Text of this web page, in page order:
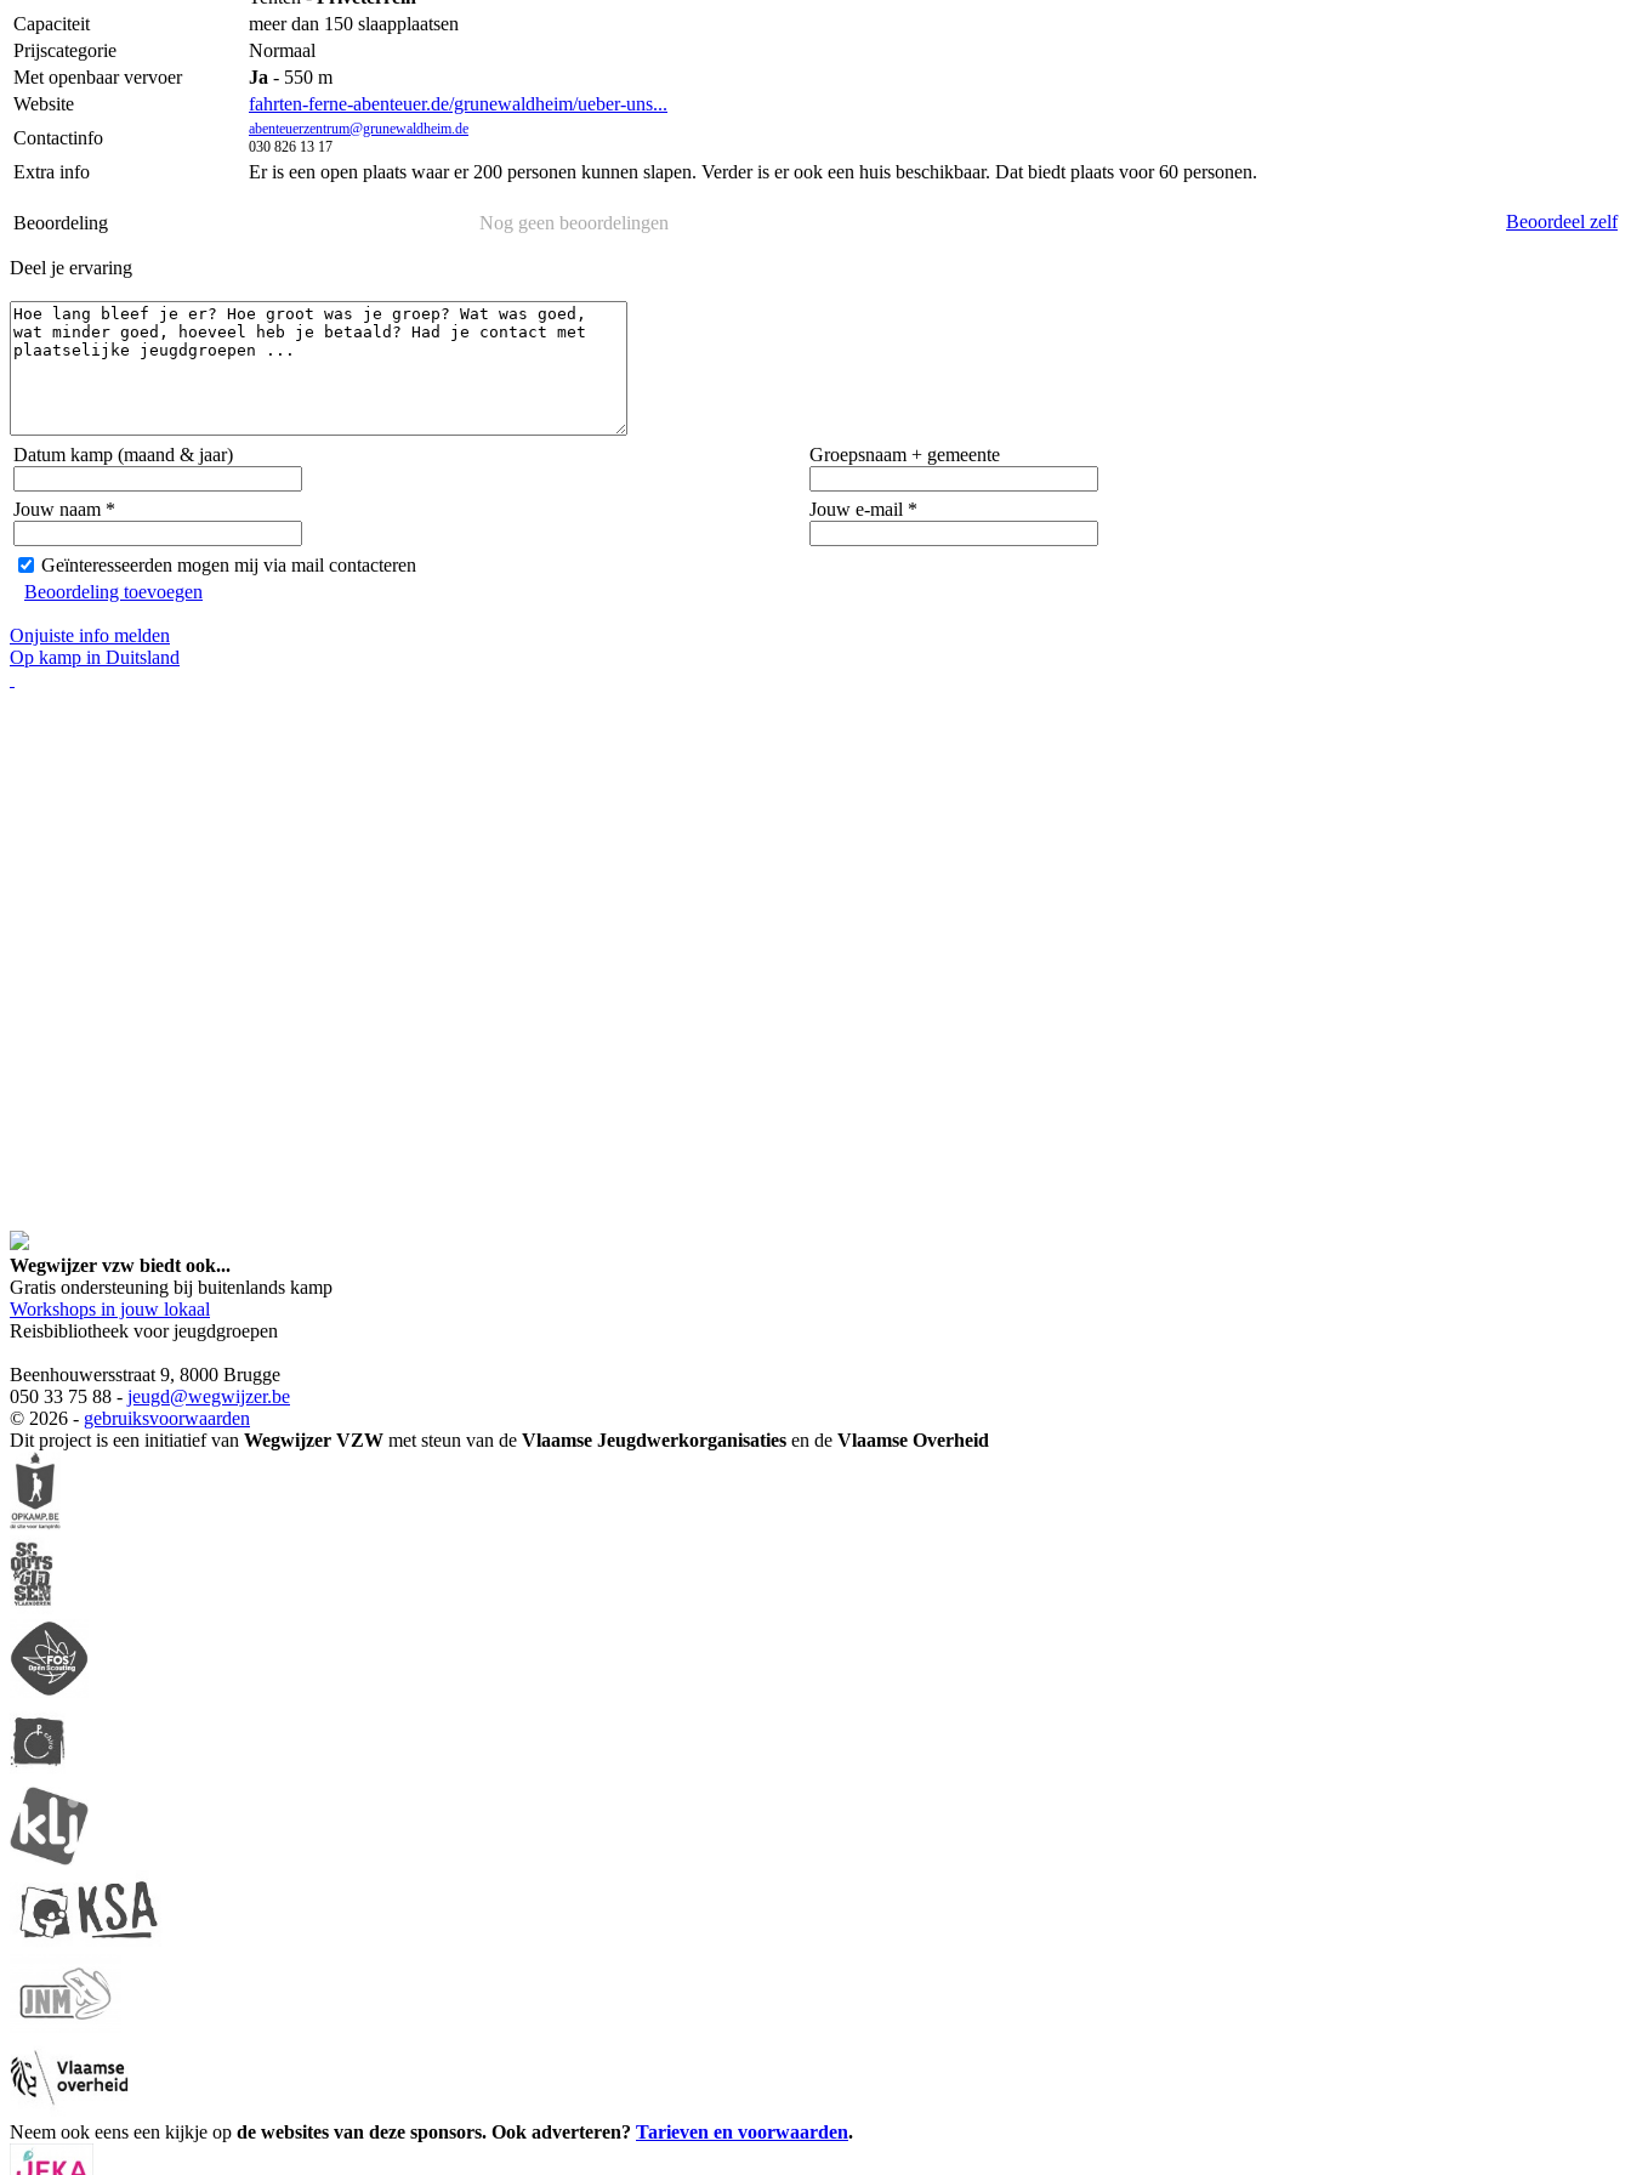
Capaciteit
meer dan 150 slaapplaatsen
Prijscategorie
Normaal
Met openbaar vervoer
Ja - 550 m
Website
fahrten-ferne-abenteuer.de/grunewaldheim/ueber-uns...
Contactinfo
abenteuerzentrum@grunewaldheim.de
030 826 13 17
Extra info Er is een open plaats waar er 200 personen kunnen slapen. Verder is er ook een huis beschikbaar. Dat biedt plaats voor 60 personen.
Beoordeling Nog geen beoordelingen Beoordeel zelf
Deel je ervaring
Datum kamp (maand & jaar) Groepsnaam + gemeente
Jouw naam * Jouw e-mail *
Geïnteresseerden mogen mij via mail contacteren
Beoordeling toevoegen
Onjuiste info melden
Op kamp in Duitsland
Wegwijzer vzw biedt ook...
Gratis ondersteuning bij buitenlands kamp
Workshops in jouw lokaal
Reisbibliotheek voor jeugdgroepen
Beenhouwersstraat 9, 8000 Brugge
050 33 75 88 - jeugd@wegwijzer.be
© 2026 - gebruiksvoorwaarden
Dit project is een initiatief van Wegwijzer VZW met steun van de Vlaamse Jeugdwerkorganisaties en de Vlaamse Overheid
Neem ook eens een kijkje op de websites van deze sponsors. Ook adverteren? Tarieven en voorwaarden.